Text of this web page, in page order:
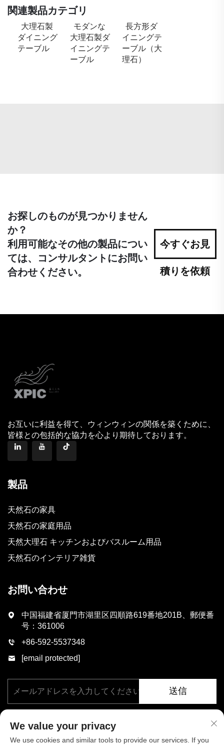
関連製品カテゴリ
大理石製
ダイニング
テーブル
モダンな
大理石製ダ
イニングテ
ーブル
長方形ダ
イニングテ
ーブル（大
理石）
お探しのものが見つかりません
か？
利用可能なその他の製品につい
ては、コンサルタントにお問い
合わせください。
今すぐお見
積りを依頼
お互いに利益を得て、ウィンウィンの関係を築くために、
皆様との包括的な協力を心より期待しております。
製品
天然石の家具
天然石の家庭用品
天然大理石 キッチンおよびバスルーム用品
天然石のインテリア雑貨
お問い合わせ
中国福建省厦門市湖里区四順路619番地201B、郵便番
号：361006
+86-592-5537348
[email protected]
送信
We value your privacy
We use cookies and similar tools to provide our services. If you